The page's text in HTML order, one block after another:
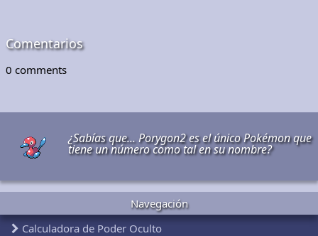
Comentarios
0 comments
¿Sabías que... Porygon2 es el único Pokémon que
tiene un número como tal en su nombre?
Navegación
Calculadora de Poder Oculto